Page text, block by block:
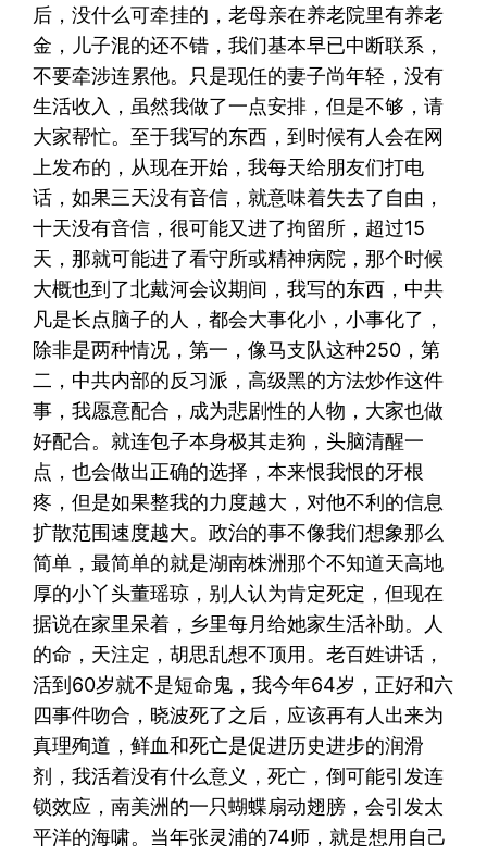
后，没什么可牵挂的，老母亲在养老院里有养老
金，儿子混的还不错，我们基本早已中断联系，
不要牵涉连累他。只是现任的妻子尚年轻，没有
生活收入，虽然我做了一点安排，但是不够，请
大家帮忙。至于我写的东西，到时候有人会在网
上发布的，从现在开始，我每天给朋友们打电
话，如果三天没有音信，就意味着失去了自由，
十天没有音信，很可能又进了拘留所，超过15
天，那就可能进了看守所或精神病院，那个时候
大概也到了北戴河会议期间，我写的东西，中共
凡是长点脑子的人，都会大事化小，小事化了，
除非是两种情况，第一，像马支队这种250，第
二，中共内部的反习派，高级黑的方法炒作这件
事，我愿意配合，成为悲剧性的人物，大家也做
好配合。就连包子本身极其走狗，头脑清醒一
点，也会做出正确的选择，本来恨我恨的牙根
疼，但是如果整我的力度越大，对他不利的信息
扩散范围速度越大。政治的事不像我们想象那么
简单，最简单的就是湖南株洲那个不知道天高地
厚的小丫头董瑶琼，别人认为肯定死定，但现在
据说在家里呆着，乡里每月给她家生活补助。人
的命，天注定，胡思乱想不顶用。老百姓讲话，
活到60岁就不是短命鬼，我今年64岁，正好和六
四事件吻合，晓波死了之后，应该再有人出来为
真理殉道，鲜血和死亡是促进历史进步的润滑
剂，我活着没有什么意义，死亡，倒可能引发连
锁效应，南美洲的一只蝴蝶扇动翅膀，会引发太
平洋的海啸。当年张灵浦的74师，就是想用自己